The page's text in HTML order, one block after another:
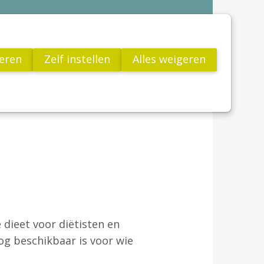
Zelf instellen Alles weigeren
dieet voor diëtisten en
beschikbaar is voor wie
VCV
Jong!
Publicaties